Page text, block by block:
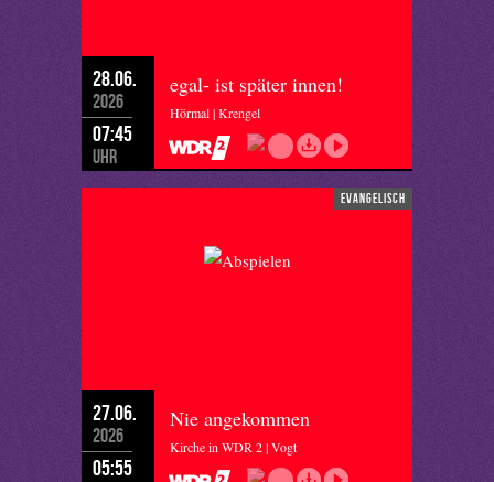
28.06.
2026
07:45
Uhr
egal- ist später innen!
Hörmal | Krengel
evangelisch
27.06.
2026
05:55
Nie angekommen
Kirche in WDR 2 | Vogt